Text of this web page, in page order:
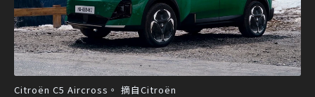
Citroën C5 Aircross。 摘自Citroën